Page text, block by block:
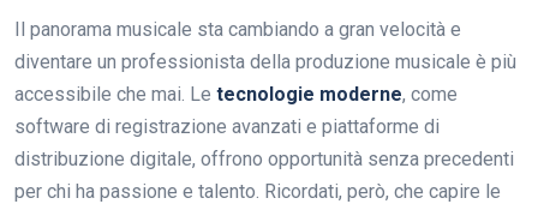
Il panorama musicale sta cambiando a gran velocità e
diventare un professionista della produzione musicale è più
accessibile che mai. Le tecnologie moderne, come
software di registrazione avanzati e piattaforme di
distribuzione digitale, offrono opportunità senza precedenti
per chi ha passione e talento. Ricordati, però, che capire le